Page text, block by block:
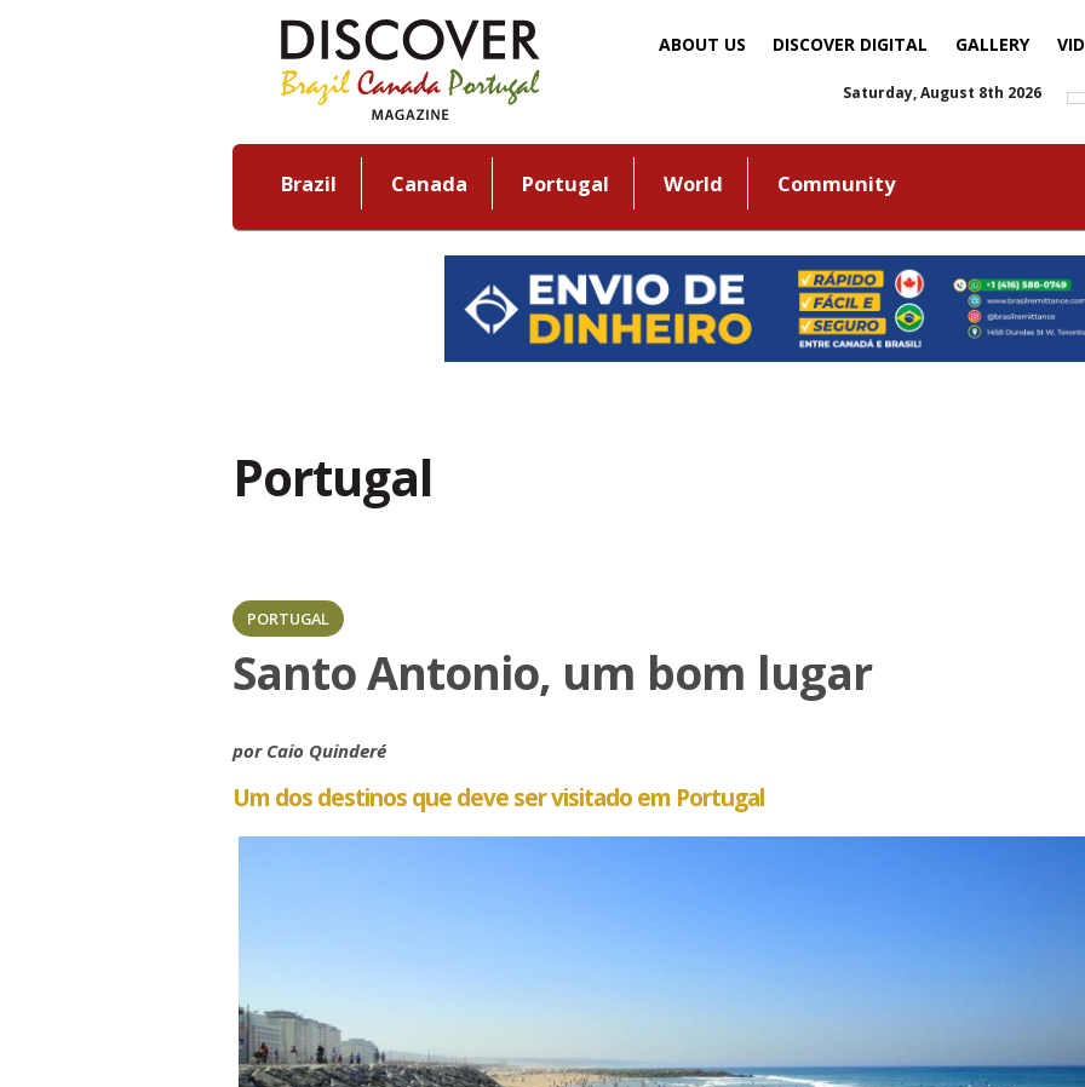
ABOUT US DISCOVER DIGITAL GALLERY
Saturday, August 8th 2026
Brazil Canada Portugal World Community
Portugal
PORTUGAL
Santo Antonio, um bom lugar
por Caio Quinderé
Um dos destinos que deve ser visitado em Portugal